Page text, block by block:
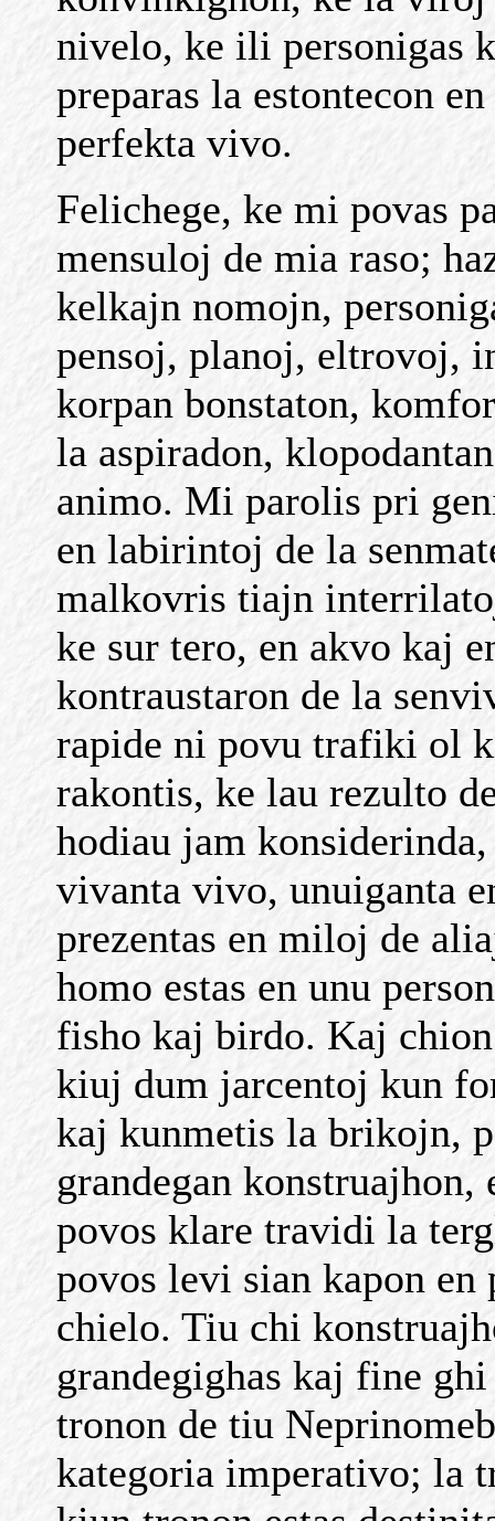
nivelo, ke ili personigas
preparas la estontecon
perfekta vivo.
Felichege, ke mi povas
mensuloj de mia raso;
kelkajn nomojn,
pensoj, planoj, eltrovoj,
korpan bonstaton,
la aspiradon,
animo. Mi parolis pri
en labirintoj de la
malkovris tiajn
ke sur tero, en akvo kaj
kontraustaron de la
rapide ni povu trafiki ol
rakontis, ke lau rezulto
hodiau jam
vivanta vivo, unuiganta
prezentas en miloj de
homo estas en unu
fisho kaj birdo. Kaj
kiuj dum jarcentoj kun
kaj kunmetis la brikojn,
grandegan
povos klare travidi la
povos levi sian kapon en
chielo. Tiu chi
grandegighas kaj fine
tronon de tiu
kategoria imperativo; la